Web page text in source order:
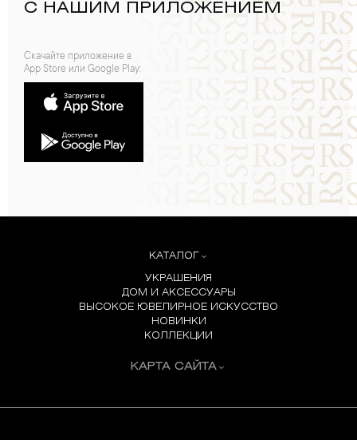
С НАШИМ ПРИЛОЖЕНИЕМ
Скачайте приложение в
App Store или Google Play:
КАТАЛОГ
УКРАШЕНИЯ
ДОМ И АКСЕССУАРЫ
ВЫСОКОЕ ЮВЕЛИРНОЕ ИСКУССТВО
НОВИНКИ
КОЛЛЕКЦИИ
КАРТА САЙТА